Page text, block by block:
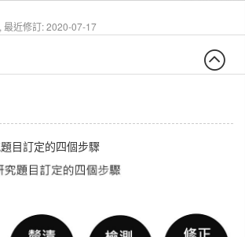
最近修訂: 2020-07-17
目訂定的四個步驟